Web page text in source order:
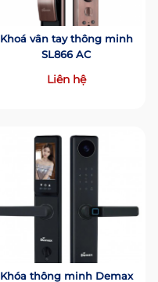
Khoá vân tay thông minh
SL866 AC
Liên hệ
Khóa thông minh Demax